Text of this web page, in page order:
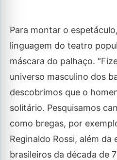
Para montar o
linguagem do teatro
máscara do palhaço.
universo masculino dos
descobrimos que o
solitário. Pesquisamos
como bregas, por
Reginaldo Rossi, além da
brasileiros da década de